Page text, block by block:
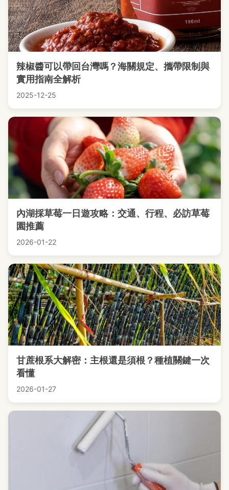
辣椒醬可以帶回台灣嗎？海關規定、攜帶限制與
實用指南全解析
2025-12-25
內湖採草莓一日遊攻略：交通、行程、必訪草莓
園推薦
2026-01-22
甘蔗根系大解密：主根還是須根？種植關鍵一次
看懂
2026-01-27